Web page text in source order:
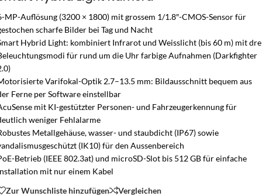
MP-Auflösung (3200 × 1800) mit grossem 1/1.8″-CMOS-Sensor für
scharfe Bilder bei Tag und Nacht
Hybrid Light: kombiniert Infrarot und Weisslicht (bis 60 m) mit
für rund um die Uhr farbige Aufnahmen (Darkfighter
Varifokal-Optik 2.7–13.5 mm: Bildausschnitt bequem aus
Ferne per Software einstellbar
mit KI-gestützter Personen- und Fahrzeugerkennung für
weniger Fehlalarme
Metallgehäuse, wasser- und staubdicht (IP67) sowie
(IK10) für den Aussenbereich
Betrieb (IEEE 802.3at) und microSD-Slot bis 512 GB für einfache
mit nur einem Kabel
Zur Wunschliste hinzufügen
Vergleichen